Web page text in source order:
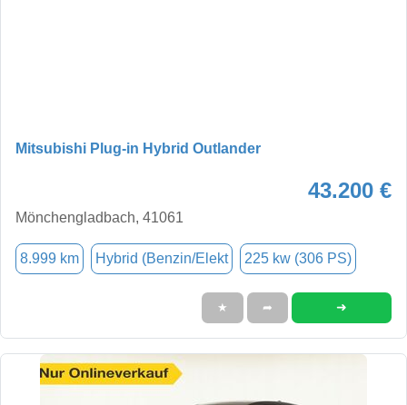
Mitsubishi Plug-in Hybrid Outlander
43.200 €
Mönchengladbach, 41061
8.999 km Hybrid (Benzin/Elekt 225 kw (306 PS)
★ ➦ ➜